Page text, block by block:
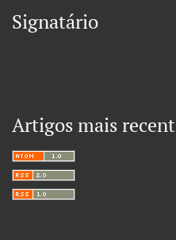
Signatário
Artigos mais